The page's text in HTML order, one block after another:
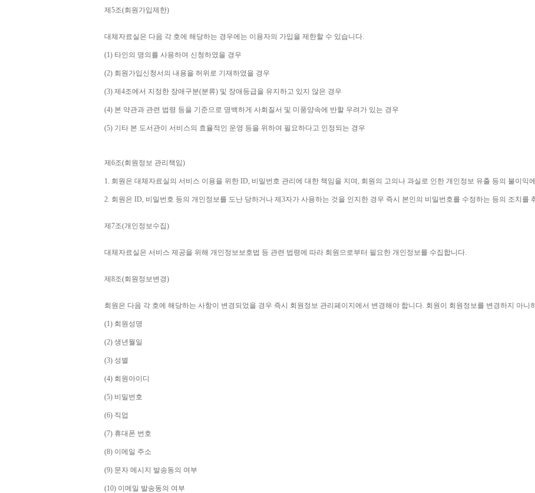
제 5조(회원가입제한)
대체자료실은 다음 각 호에 해당하는 경우에는 이용자의 가입을 제한할 수 있습니다.
(1) 타인의 명의를 사용하여 신청하였을 경우
(2) 회원가입신청서의 내용을 허위로 기재하였을 경우
(3) 제 4조에서 지정한 장애구분(분류) 및 장애등급을 유지하고 있지 않은 경우
(4) 본 약관과 관련 법령 등을 기준으로 명백하게 사회질서 및 미풍양속에 반할 우려가 있는 경우
(5) 기타 본 도서관이 서비스의 효율적인 운영 등을 위하여 필요하다고 인정되는 경우
제 6조(회원정보 관리책임)
1. 회원은 대체자료실의 서비스 이용을 위한 ID, 비밀번호 관리에 대한 책임을 지며, 회원의 고의나 과실로 인한 개인정보 유출 등의 불이익
2. 회원은 ID, 비밀번호 등의 개인정보를 도난 당하거나 제 3자가 사용하는 것을 인지한 경우 즉시 본인의 비밀번호를 수정하는 등의 조치를
제 7조(개인정보수집)
대체자료실은 서비스 제공을 위해 개인정보보호법 등 관련 법령에 따라 회원으로부터 필요한 개인정보를 수집합니다.
제 8조(회원정보변경)
회원은 다음 각 호에 해당하는 사항이 변경되었을 경우 즉시 회원정보 관리페이지에서 변경해야 합니다. 회원이 회원정보를 변경하지 아니
(1) 회원성명
(2) 생년월일
(3) 성별
(4) 회원아이디
(5) 비밀번호
(6) 직업
(7) 휴대폰 번호
(8) 이메일 주소
(9) 문자 메시지 발송동의 여부
(10) 이메일 발송동의 여부